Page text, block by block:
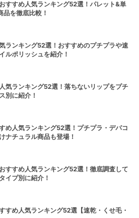
すすめ人気ランキング52選！パレット&単
品を徹底比較！
ランキング52選！おすすめのプチプラや速
ルポリッシュを紹介！
気ランキング52選！落ちないリップをプチ
別に紹介！
め人気ランキング52選！プチプラ・デパコ
ナチュラル商品も登場！
すすめ人気ランキング52選！徹底調査して
イプ別に紹介！
すめ人気ランキング52選【速乾・くせ毛・